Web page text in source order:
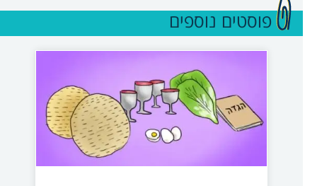
פוסטים נוספים